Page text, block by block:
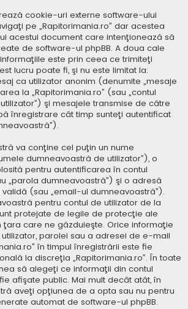
cookie-uri externe software-ului
pe „Rapitorimania.ro” dar acestea
acestui document care intenţionează să
de software-ul phpBB. A doua cale
este prin ceea ce trimiteţi
lucru poate fi, şi nu este limitat la:
ca utilizator anonim (denumite „mesaje
la „Rapitorimania.ro” (sau „contul
şi mesajele transmise de către
înregistrare cât timp sunteţi autentificat
va conţine cel puţin un nume
dumneavoastră de utilizator”), o
pentru autentificarea în contul
„parola dumneavoastră”) şi o adresă
(sau „email-ul dumneavoastră”).
pentru contul de utilizator de la
protejate de legile de protecţie ale
care ne găzduieşte. Orice informaţie
parolei sau a adresei de e-mail
în timpul înregistrării este fie
la discreţia „Rapitorimania.ro”. În toate
să alegeţi ce informaţii din contul
afişate public. Mai mult decât atât, în
aveţi opţiunea de a opta sau nu pentru
automat de software-ul phpBB.